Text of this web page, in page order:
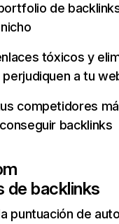
de
tóxicos y
a tu
competidores
backlinks
de backlinks
puntuación de